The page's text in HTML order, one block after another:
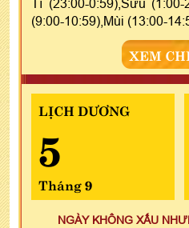
Tí (23:00-0:59),Sửu (1:00-
(9:00-10:59),Mùi (13:00-
XEM
LỊCH DƯƠNG
5
Tháng 9
NGÀY KHÔNG XẤU